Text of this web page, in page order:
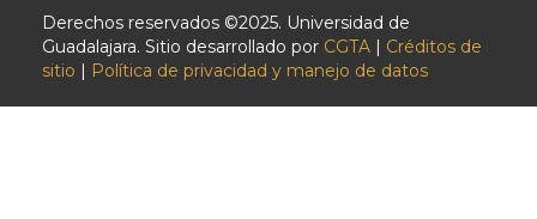
Derechos reservados ©2025. Universidad de
Guadalajara. Sitio desarrollado por CGTA | Créditos de
sitio | Política de privacidad y manejo de datos